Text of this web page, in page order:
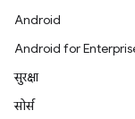
Android
Android for
सुरक्षा
सोर्स